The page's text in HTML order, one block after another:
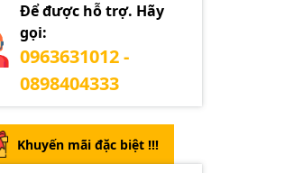
Để được hỗ trợ. Hãy
gọi:
0963631012 -
0898404333
Khuyến mãi đặc biệt !!!